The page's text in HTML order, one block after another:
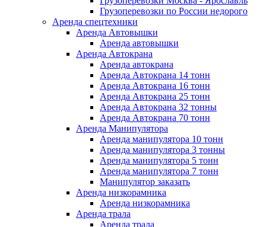
Грузоперевозки по России недорого
Аренда спецтехники
Аренда Автовышки
Аренда автовышки
Аренда Автокрана
Аренда автокрана
Аренда Автокрана 14 тонн
Аренда Автокрана 16 тонн
Аренда Автокрана 25 тонн
Аренда Автокрана 32 тонны
Аренда Автокрана 70 тонн
Аренда Манипулятора
Аренда манипулятора 10 тонн
Аренда манипулятора 3 тонны
Аренда манипулятора 5 тонн
Аренда манипулятора 7 тонн
Манипулятор заказать
Аренда низкорамника
Аренда низкорамника
Аренда трала
Аренда трала